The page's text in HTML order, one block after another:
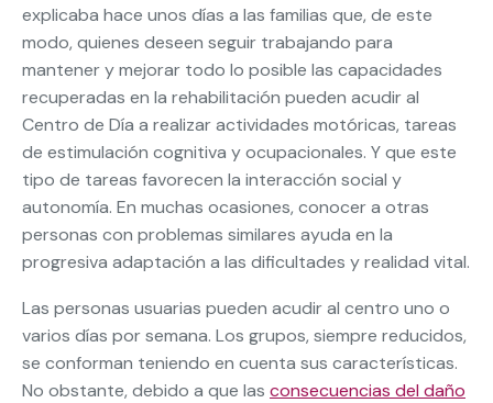
explicaba hace unos días a las familias que, de este
modo, quienes deseen seguir trabajando para
mantener y mejorar todo lo posible las capacidades
recuperadas en la rehabilitación pueden acudir al
Centro de Día a realizar actividades motóricas, tareas
de estimulación cognitiva y ocupacionales. Y que este
tipo de tareas favorecen la interacción social y
autonomía. En muchas ocasiones, conocer a otras
personas con problemas similares ayuda en la
progresiva adaptación a las dificultades y realidad vital.
Las personas usuarias pueden acudir al centro uno o
varios días por semana. Los grupos, siempre reducidos,
se conforman teniendo en cuenta sus características.
No obstante, debido a que las consecuencias del daño